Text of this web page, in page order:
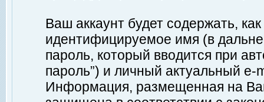
Ваш аккаунт будет содержать,
идентифицируемое имя (в
пароль, который вводится при
пароль”) и личный актуальный
Информация, размещенная на